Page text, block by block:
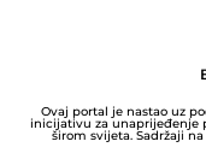
Ovaj portal je nastao uz
inicijativu za unaprijeđenje
širom svijeta. Sadržaji